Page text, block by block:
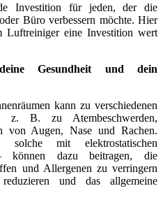
Investition für jeden, der die
Büro verbessern möchte. Hier
eine Investition wert
Gesundheit und dein
kann zu verschiedenen
z. B. zu Atembeschwerden,
von Augen, Nase und Rachen.
solche mit elektrostatischen
– können dazu beitragen, die
und Allergenen zu verringern
und das allgemeine